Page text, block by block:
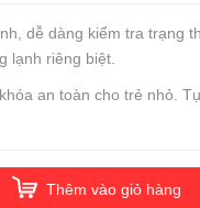
dễ dàng kiểm tra trạng
lạnh riêng biệt.
an toàn cho trẻ nhỏ.
Thêm vào giỏ hàng